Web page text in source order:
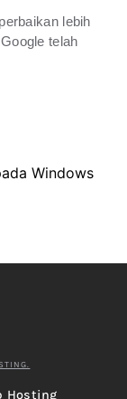
lebih
telah
Windows
Hosting